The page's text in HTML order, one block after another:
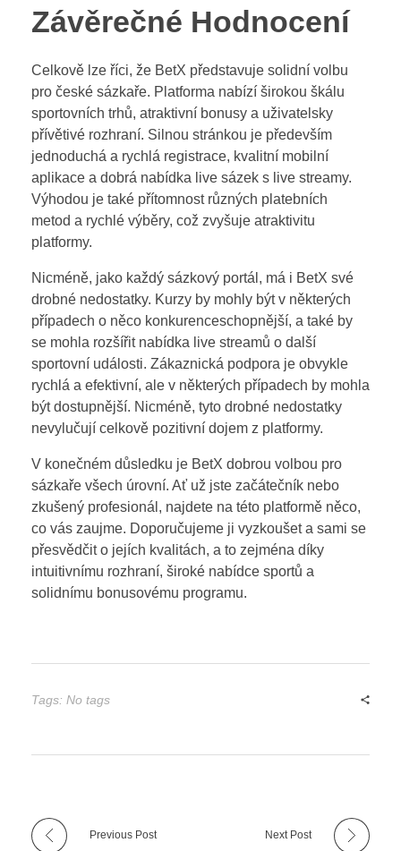
Závěrečné Hodnocení
Celkově lze říci, že BetX představuje solidní volbu
pro české sázkaře. Platforma nabízí širokou škálu
sportovních trhů, atraktivní bonusy a uživatelsky
přívětivé rozhraní. Silnou stránkou je především
jednoduchá a rychlá registrace, kvalitní mobilní
aplikace a dobrá nabídka live sázek s live streamy.
Výhodou je také přítomnost různých platebních
metod a rychlé výběry, což zvyšuje atraktivitu
platformy.
Nicméně, jako každý sázkový portál, má i BetX své
drobné nedostatky. Kurzy by mohly být v některých
případech o něco konkurenceschopnější, a také by
se mohla rozšířit nabídka live streamů o další
sportovní události. Zákaznická podpora je obvykle
rychlá a efektivní, ale v některých případech by mohla
být dostupnější. Nicméně, tyto drobné nedostatky
nevylučují celkově pozitivní dojem z platformy.
V konečném důsledku je BetX dobrou volbou pro
sázkaře všech úrovní. Ať už jste začátečník nebo
zkušený profesionál, najdete na této platformě něco,
co vás zaujme. Doporučujeme ji vyzkoušet a sami se
přesvědčit o jejích kvalitách, a to zejména díky
intuitivnímu rozhraní, široké nabídce sportů a
solidnímu bonusovému programu.
Tags: No tags
Previous Post Next Post